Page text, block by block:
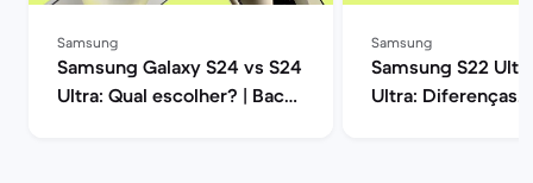
Samsung
Samsung Galaxy S24 vs S24
Ultra: Qual escolher? | Back
Samsung
Samsung S22
Ultra: Diferenças,